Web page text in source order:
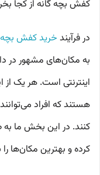
کفش بچه گانه از کجا
در فرآیندخرید کفش بچه
به مکان‌های مشهور در
اینترنتی است. هر یک از
هستند که افراد
کنند. در این بخش ما
کرده و بهترین مکان‌ها